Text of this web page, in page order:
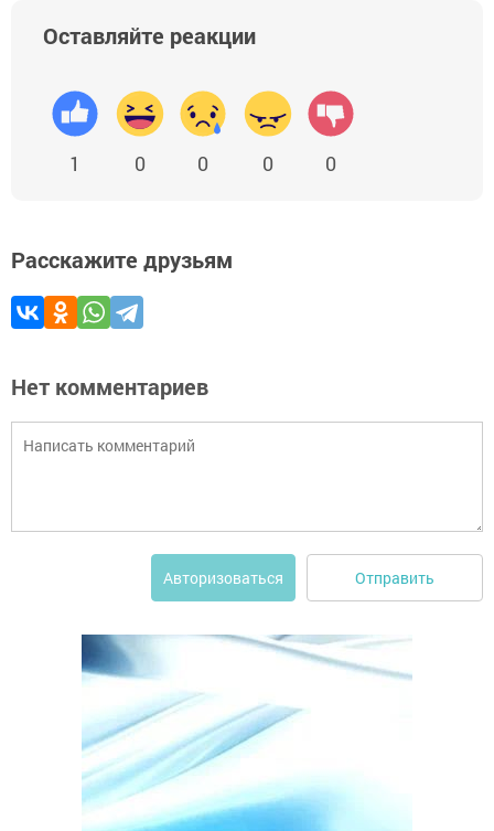
Оставляйте реакции
1 0 0 0 0
Расскажите друзьям
Нет комментариев
Авторизоваться Отправить